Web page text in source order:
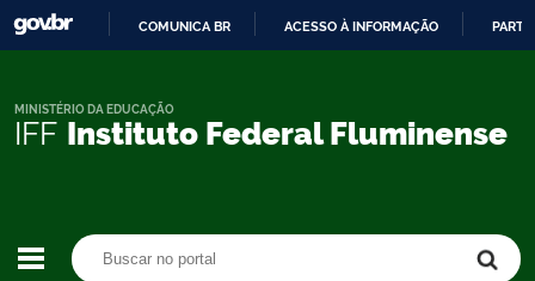
CONTEÚDO
COMUNICA BR ACESSO À INFORMAÇÃO
IFF Instituto Federal Fluminense
MINISTÉRIO DA EDUCAÇÃO